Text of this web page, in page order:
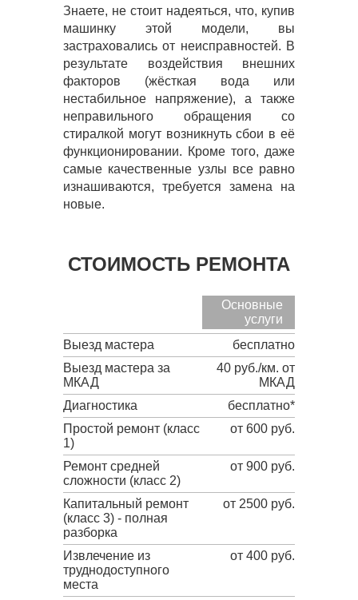
Знаете, не стоит надеяться, что, купив
машинку этой модели, вы
застраховались от неисправностей. В
результате воздействия внешних
факторов (жёсткая вода или
нестабильное напряжение), а также
неправильного обращения со
стиралкой могут возникнуть сбои в её
функционировании. Кроме того, даже
самые качественные узлы все равно
изнашиваются, требуется замена на
новые.
СТОИМОСТЬ РЕМОНТА
Основные
услуги
Выезд мастера
бесплатно
Выезд мастера за
МКАД
40 руб./км. от
МКАД
Диагностика
бесплатно*
Простой ремонт (класс
1)
от 600 руб.
Ремонт средней
сложности (класс 2)
от 900 руб.
Капитальный ремонт
(класс 3) - полная
разборка
от 2500 руб.
Извлечение из
труднодоступного
места
от 400 руб.